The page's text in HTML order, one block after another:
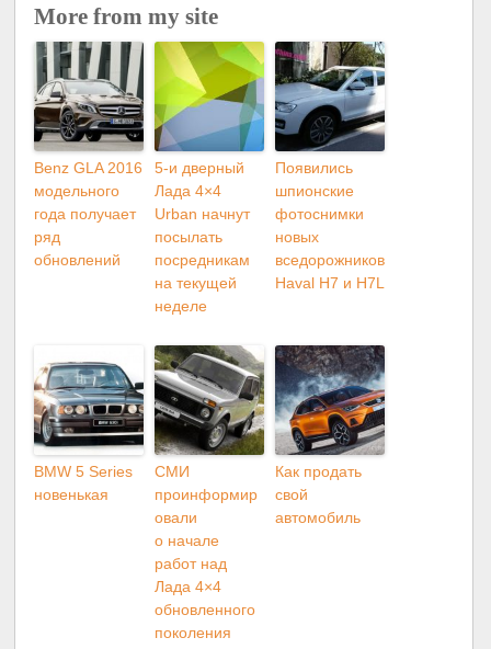
More from my site
Benz GLA 2016
модельного
года получает
ряд
обновлений
5-и дверный
Лада 4×4
Urban начнут
посылать
посредникам
на текущей
неделе
Появились
шпионские
фотоснимки
новых
вседорожников
Haval H7 и H7L
BMW 5 Series
новенькая
СМИ
проинформир
овали
о начале
работ над
Лада 4×4
обновленного
поколения
Как продать
свой
автомобиль